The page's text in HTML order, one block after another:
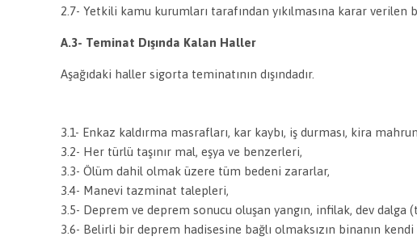
2.7- Yetkili kamu kurumları tarafından yıkılmasına karar
A.3- Teminat Dışında Kalan Haller
Aşağıdaki haller sigorta teminatının dışındadır.
3.1- Enkaz kaldırma masrafları, kar kaybı, iş durması, kira
3.2- Her türlü taşınır mal, eşya ve benzerleri,
3.3- Ölüm dahil olmak üzere tüm bedeni zararlar,
3.4- Manevi tazminat talepleri,
3.5- Deprem ve deprem sonucu oluşan yangın, infilak, dev dalga
3.6- Belirli bir deprem hadisesine bağlı olmaksızın binanın